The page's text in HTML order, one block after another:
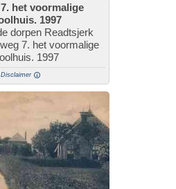
het voormalige
1997
dorpen Readtsjerk
7. het voormalige
1997
Disclaimer